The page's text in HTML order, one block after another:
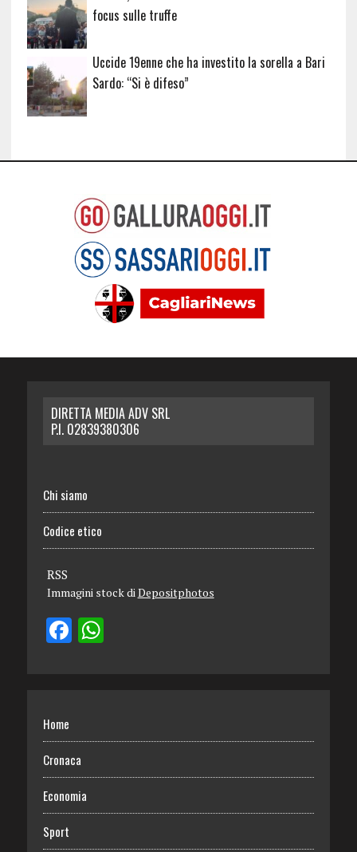
focus sulle truffe
Uccide 19enne che ha investito la sorella a Bari
Sardo: “Si è difeso”
DIRETTA MEDIA ADV SRL
P.I. 02839380306
Chi siamo
Codice etico
RSS
Immagini stock diDepositphotos
Home
Cronaca
Economia
Sport